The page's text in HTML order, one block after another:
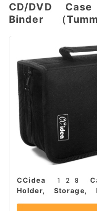
CD/DVD
Binder （
CCidea 128
Holder, Storage,